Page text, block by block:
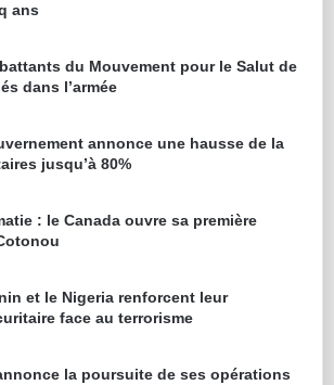
ans
du Mouvement pour le Salut de
dans l’armée
annonce une hausse de la
jusqu’à 80%
: le Canada ouvre sa première
et le Nigeria renforcent leur
face au terrorisme
la poursuite de ses opérations